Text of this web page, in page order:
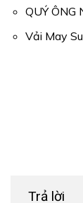
QUÝ ÔNG
Vải May
Trả lời